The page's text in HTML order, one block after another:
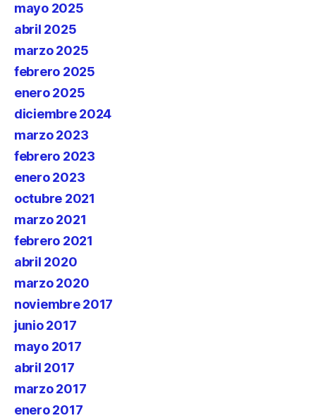
mayo 2025
abril 2025
marzo 2025
febrero 2025
enero 2025
diciembre 2024
marzo 2023
febrero 2023
enero 2023
octubre 2021
marzo 2021
febrero 2021
abril 2020
marzo 2020
noviembre 2017
junio 2017
mayo 2017
abril 2017
marzo 2017
enero 2017